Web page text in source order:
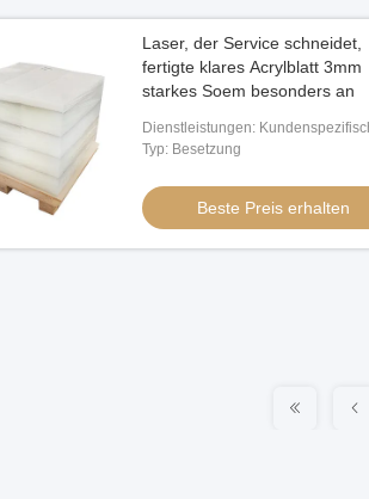
Laser, der Service schneidet,
fertigte klares Acrylblatt 3mm
starkes Soem besonders an
Dienstleistungen:
Zuschnitt/OEM
Typ: Besetzung
Beste Preis erhalten